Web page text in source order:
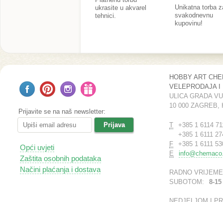
ukrasite u akvarel
tehnici.
Unikatna torba
svakodnevnu
kupovinu!
Prijavite se na naš newsletter:
Opći uvjeti
Zaštita osobnih podataka
Načini plaćanja i dostava
HOBBY ART
VELEPRODAJA I
ULICA GRADA
10 000 ZAGREB,
T
+385 1 6114
+385 1 6111
F
+385 1 6111
E
RADNO
SUBOTOM:
8-15